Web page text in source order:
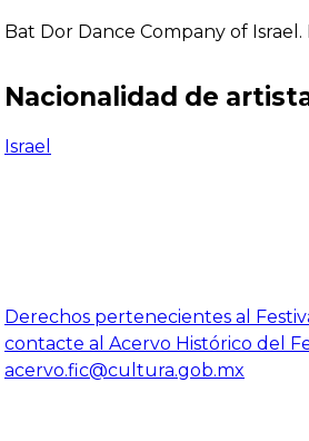
Bat Dor Dance Company of
Nacionalidad de
Israel
Derechos pertenecientes al
contacte al Acervo Histórico del
acervo.fic@cultura.gob.mx